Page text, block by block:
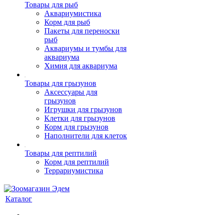
Товары для рыб
Аквариумистика
Корм для рыб
Пакеты для переноски
рыб
Аквариумы и тумбы для
аквариума
Химия для аквариума
Товары для грызунов
Аксессуары для
грызунов
Игрушки для грызунов
Клетки для грызунов
Корм для грызунов
Наполнители для клеток
Товары для рептилий
Корм для рептилий
Террариумистика
Каталог